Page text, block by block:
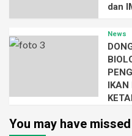
dan
News
IKAN
You may have missed